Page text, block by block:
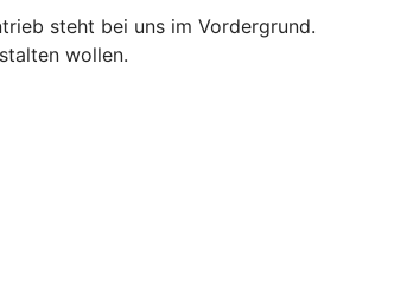
steht bei uns im Vordergrund.
wollen.